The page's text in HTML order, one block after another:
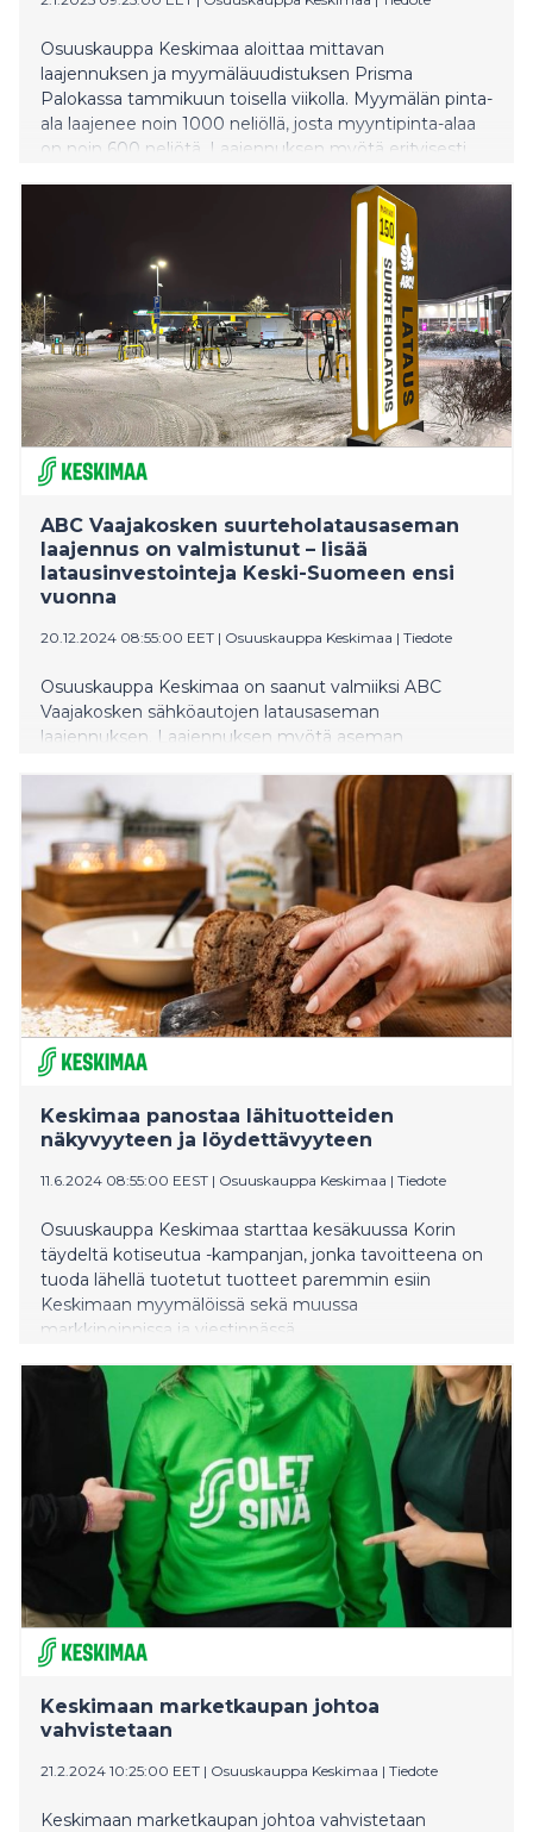
Osuuskauppa Keskimaa aloittaa mittavan
laajennuksen ja myymäläuudistuksen Prisma
Palokassa tammikuun toisella viikolla. Myymälän pinta-
ala laajenee noin 1000 neliöllä, josta myyntipinta-alaa
on noin 600 neliötä. Laajennuksen myötä erityisesti
laajennus valmistuu huhtikuussa 2025.
ABC Vaajakosken suurteholatausaseman
laajennus on valmistunut – lisää
latausinvestointeja Keski-Suomeen ensi
vuonna
20.12.2024 08:55:00 EET | Osuuskauppa Keskimaa | Tiedote
Osuuskauppa Keskimaa on saanut valmiiksi ABC
Vaajakosken sähköautojen latausaseman
laajennuksen. Laajennuksen myötä aseman
kokonaisteho 1200 kilowattiin. Keskimaa jatkaa
investointeja sähköautojen latausasemien
kehittämiseen myös ensi vuonna, jolloin
Hirvaskankaalle rakennetaan Keski-Suomen suurin
suurteholatausasema.
Keskimaa panostaa lähituotteiden
näkyvyyteen ja löydettävyyteen
11.6.2024 08:55:00 EEST | Osuuskauppa Keskimaa | Tiedote
Osuuskauppa Keskimaa starttaa kesäkuussa Korin
täydeltä kotiseutua -kampanjan, jonka tavoitteena on
tuoda lähellä tuotetut tuotteet paremmin esiin
Keskimaan myymälöissä sekä muussa
markkinoinnissa ja viestinnässä.
Keskimaan marketkaupan johtoa
vahvistetaan
21.2.2024 10:25:00 EET | Osuuskauppa Keskimaa | Tiedote
Keskimaan marketkaupan johtoa vahvistetaan